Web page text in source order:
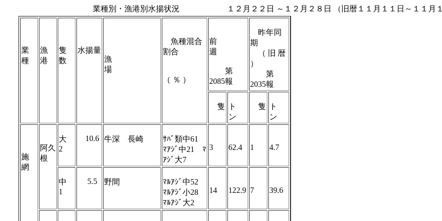
業種別・漁港別水揚状況 １２月２２日 ～１２月２８日 （旧暦１１月１１日～１１月１
業
種
漁
港
隻
数
水揚量
漁
場
魚種混合
割合
（ ％ ）
前
週
第
2085報
昨年同
期
（ 旧 暦
）
第
2035報
隻
ト
ン
隻
ト
ン
施
網
阿久
根
大
2
10.6 牛深 長崎
ｻﾊﾞ類中61
ﾏｱｼﾞ中21 ﾏ
ｱｼﾞ大7
3 62.4 1 4.7
中
1
5.5 野間
ﾏﾙｱｼﾞ中52
ﾏﾙｱｼﾞ小28
ﾏﾙｱｼﾞ大2
14 122.9 7 39.6